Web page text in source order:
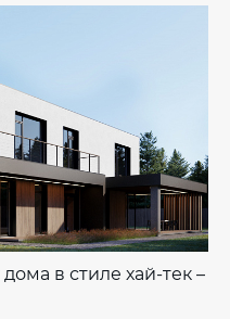
в стиле хай-тек –